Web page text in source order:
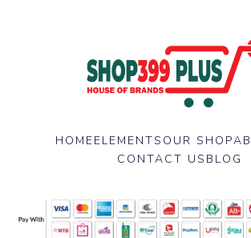
HOMEELEMENTS OUR SHOP
CONTACT US BLOG